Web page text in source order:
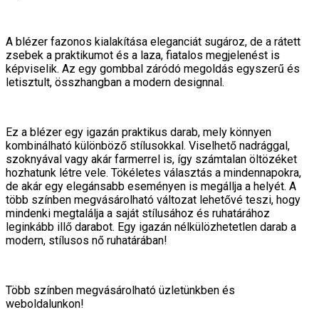
A blézer fazonos kialakítása eleganciát sugároz, de a rátett
zsebek a praktikumot és a laza, fiatalos megjelenést is
képviselik. Az egy gombbal záródó megoldás egyszerű és
letisztult, összhangban a modern designnal.
Ez a blézer egy igazán praktikus darab, mely könnyen
kombinálható különböző stílusokkal. Viselhető nadrággal,
szoknyával vagy akár farmerrel is, így számtalan öltözéket
hozhatunk létre vele. Tökéletes választás a mindennapokra,
de akár egy elegánsabb eseményen is megállja a helyét. A
több színben megvásárolható változat lehetővé teszi, hogy
mindenki megtalálja a saját stílusához és ruhatárához
leginkább illő darabot. Egy igazán nélkülözhetetlen darab a
modern, stílusos nő ruhatárában!
Több színben megvásárolható üzletünkben és
weboldalunkon!